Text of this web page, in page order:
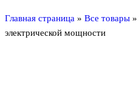
Главная страница » Все товары »
электрической мощности